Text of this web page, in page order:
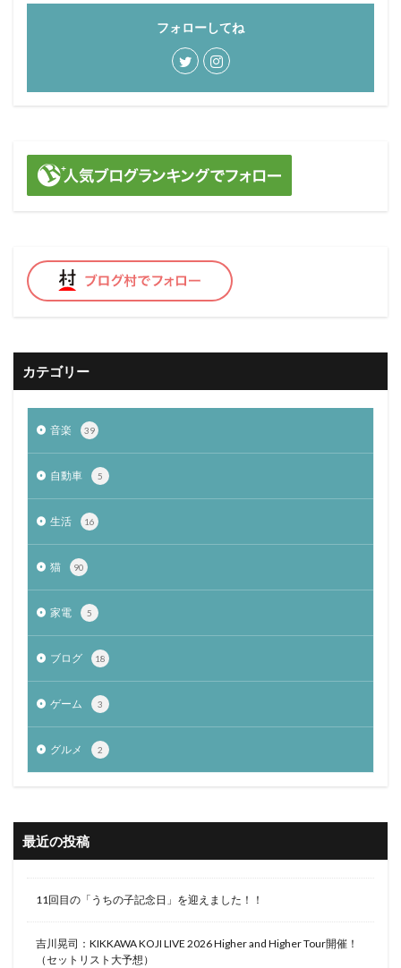
フォローしてね
カテゴリー
音楽 39
自動車 5
生活 16
猫 90
家電 5
ブログ 18
ゲーム 3
グルメ 2
最近の投稿
11回目の「うちの子記念日」を迎えました！！
吉川晃司：KIKKAWA KOJI LIVE 2026 Higher and Higher Tour開催！
（セットリスト大予想）